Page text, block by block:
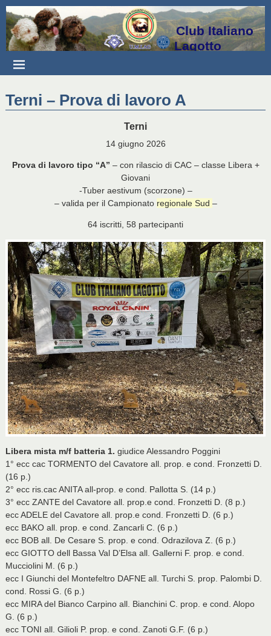
Club Italiano
Lagotto
Terni – Prova di lavoro A
Terni
14 giugno 2026
Prova di lavoro tipo “A” – con rilascio di CAC – classe Libera +
Giovani
-Tuber aestivum (scorzone) –
– valida per il Campionato regionale Sud –
64 iscritti, 58 partecipanti
Libera mista m/f batteria 1. giudice Alessandro Poggini
1° ecc cac TORMENTO del Cavatore all. prop. e cond. Fronzetti D.
(16 p.)
2° ecc ris.cac ANITA all-prop. e cond. Pallotta S. (14 p.)
3° ecc ZANTE del Cavatore all. prop.e cond. Fronzetti D. (8 p.)
ecc ADELE del Cavatore all. prop.e cond. Fronzetti D. (6 p.)
ecc BAKO all. prop. e cond. Zancarli C. (6 p.)
ecc BOB all. De Cesare S. prop. e cond. Odrazilova Z. (6 p.)
ecc GIOTTO dell Bassa Val D’Elsa all. Gallerni F. prop. e cond.
Mucciolini M. (6 p.)
ecc I Giunchi del Montefeltro DAFNE all. Turchi S. prop. Palombi D.
cond. Rossi G. (6 p.)
ecc MIRA del Bianco Carpino all. Bianchini C. prop. e cond. Alopo
G. (6 p.)
ecc TONI all. Gilioli P. prop. e cond. Zanoti G.F. (6 p.)